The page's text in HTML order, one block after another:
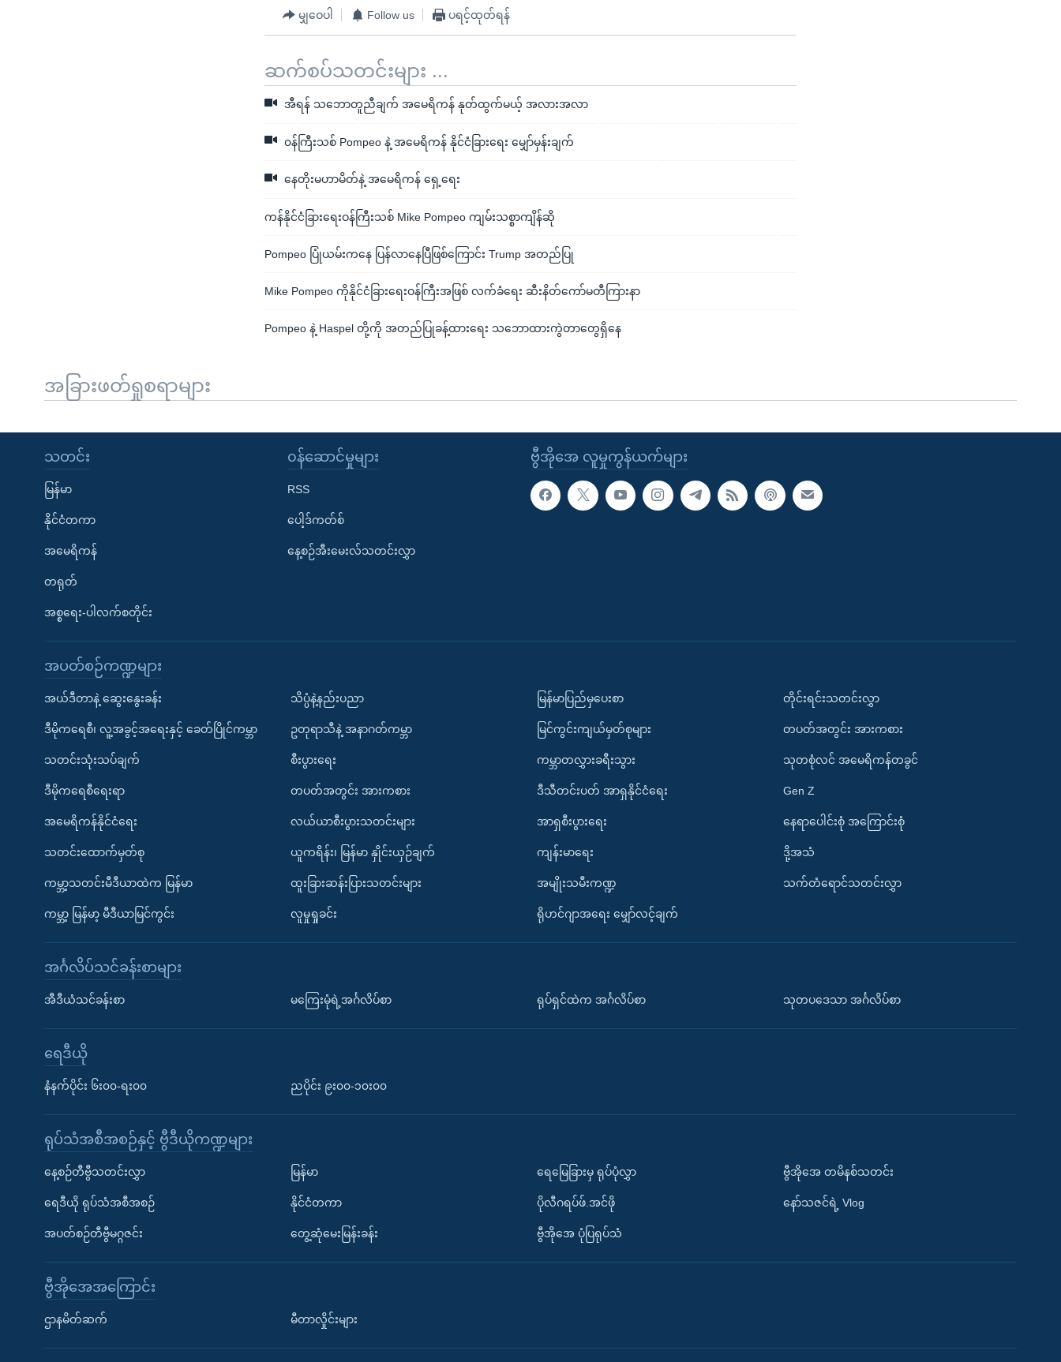
မျှဝေပါ Follow us ပရင့်ထုတ်ရန်
ဆက်စပ်သတင်းများ ...
အီရန် သဘောတူညီချက် အမေရိကန် နုတ်ထွက်မယ့် အလားအလာ
၀န်ကြီးသစ် Pompeo နဲ့ အမေရိကန် နိုင်ငံခြားရေး မျှော်မှန်းချက်
နေတိုးမဟာမိတ်နဲ့ အမေရိကန် ရှေ့ရေး
ကန်နိုင်ငံခြားရေးဝန်ကြီးသစ် Mike Pompeo ကျမ်းသစ္စာကျိန်ဆို
Pompeo ပြုံယမ်းကနေ ပြန်လာနေပြီဖြစ်ကြောင်း Trump အတည်ပြု
Mike Pompeo ကိုနိုင်ငံခြားရေးဝန်ကြီးအဖြစ် လက်ခံရေး ဆီးနိတ်ကော်မတီကြားနာ
Pompeo နဲ့ Haspel တို့ကို အတည်ပြုခန့်ထားရေး သဘောထားကွဲတာတွေရှိနေ
အခြားဖတ်ရှုစရာများ
ဗွီအိုအေ လူမှုကွန်ယက်များ
သတင်း
မြန်မာ
နိုင်ငံတကာ
အမေရိကန်
တရုတ်
အစ္စရေး-ပါလက်စတိုင်း
၀န်ဆောင်မှုများ
RSS
ပေါ့ဒ်ကတ်စ်
နေ့စဉ်အီးမေးလ်သတင်းလွှာ
အပတ်စဉ်ကဏ္ဍများ
အယ်ဒီတာနဲ့ ဆွေးနွေးခန်း
ဒီမိုကရေစီ၊ လူ့အခွင့်အရေးနှင့် ခေတ်ပြိုင်ကမ္ဘာ
သတင်းသုံးသပ်ချက်
ဒီမိုကရေစီရေးရာ
အမေရိကန်နိုင်ငံရေး
သတင်းထောက်မှတ်စု
ကမ္ဘာ့သတင်းမီဒီယာထဲက မြန်မာ
ကမ္ဘာ့ မြန်မာ့ မီဒီယာမြင်ကွင်း
သိပ္ပံနဲ့နည်းပညာ
ဥတုရာသီနဲ့ အနာဂတ်ကမ္ဘာ
စီးပွားရေး
တပတ်အတွင်း အားကစား
လယ်ယာစီးပွားသတင်းများ
ယူကရိန်း၊ မြန်မာ နှိုင်းယှဉ်ချက်
ထူးခြားဆန်းပြားသတင်းများ
လူမှုရှုခင်း
မြန်မာပြည်မှပေးစာ
မြင်ကွင်းကျယ်မှတ်စုများ
ကမ္ဘာတလွှားခရီးသွား
ဒီသီတင်းပတ် အာရှနိုင်ငံရေး
အာရှစီးပွားရေး
ကျန်းမာရေး
အမျိုးသမီးကဏ္ဍ
ရိုဟင်ဂျာအရေး မျှော်လင့်ချက်
တိုင်းရင်းသတင်းလွှာ
တပတ်အတွင်း အားကစား
သုတစုံလင် အမေရိကန်တခွင်
Gen Z
နေရာပေါင်းစုံ အကြောင်းစုံ
ဒို့အသံ
သက်တံရောင်သတင်းလွှာ
အင်္ဂလိပ်သင်ခန်းစာများ
အီဒီယံသင်ခန်းစာ မကြေးမုံရဲ့အင်္ဂလိပ်စာ ရုပ်ရှင်ထဲက အင်္ဂလိပ်စာ သုတပဒေသာ အင်္ဂလိပ်စာ
ရေဒီယို
နံနက်ပိုင်း ၆း၀၀-ရး၀၀ ညပိုင်း ၉း၀၀-၁၀း၀၀
ရုပ်သံအစီအစဉ်နှင့် ဗွီဒီယိုကဏ္ဍများ
နေ့စဉ်တီဗွီသတင်းလွှာ
ရေဒီယို ရုပ်သံအစီအစဉ်
အပတ်စဉ်တီဗွီမဂ္ဂဇင်း
မြန်မာ
နိုင်ငံတကာ
တွေ့ဆုံမေးမြန်းခန်း
ရေမြေခြားမှ ရုပ်ပုံလွှာ
ပိုလီဂရပ်ဖ်.အင်ဖို
ဗွီအိုအေ ပုံပြရုပ်သံ
ဗွီအိုအေ တမိနစ်သတင်း
နော်သဇင်ရဲ့ Vlog
ဗွီအိုအေအကြောင်း
ဌာနမိတ်ဆက် မီတာလှိုင်းများ